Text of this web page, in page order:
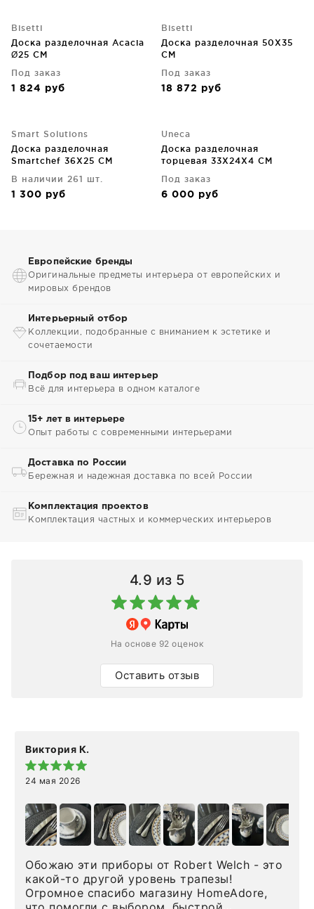
Bisetti
Доска разделочная Acacia
Ø25 CM
Под заказ
1 824 руб
Bisetti
Доска разделочная 50X35
CM
Под заказ
18 872 руб
Smart Solutions
Доска разделочная
Smartchef 36X25 CM
В наличии 261 шт.
1 300 руб
Uneca
Доска разделочная
торцевая 33X24X4 CM
Под заказ
6 000 руб
Европейские бренды
Оригинальные предметы интерьера от европейских и
мировых брендов
Интерьерный отбор
Коллекции, подобранные с вниманием к эстетике и
сочетаемости
Подбор под ваш интерьер
Всё для интерьера в одном каталоге
15+ лет в интерьере
Опыт работы с современными интерьерами
Доставка по России
Бережная и надежная доставка по всей России
Комплектация проектов
Комплектация частных и коммерческих интерьеров
4.9 из 5
На основе 92 оценок
Оставить отзыв
Виктория К.
24 мая 2026
Обожаю эти приборы от Robert Welch - это
какой-то другой уровень трапезы!
Огромное спасибо магазину HomeAdore,